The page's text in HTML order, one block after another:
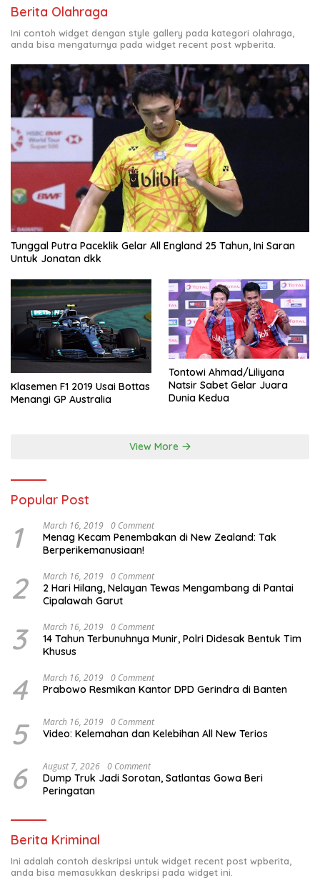
Berita Olahraga
Ini contoh widget dengan style gallery pada kategori olahraga,
anda bisa mengaturnya pada widget recent post wpberita.
Tunggal Putra Paceklik Gelar All England 25 Tahun, Ini Saran
Untuk Jonatan dkk
Klasemen F1 2019 Usai Bottas
Menangi GP Australia
Tontowi Ahmad/Liliyana
Natsir Sabet Gelar Juara
Dunia Kedua
View More
Popular Post
1 March 16, 2019 0 Comment
Menag Kecam Penembakan di New Zealand: Tak
Berperikemanusiaan!
2 March 16, 2019 0 Comment
2 Hari Hilang, Nelayan Tewas Mengambang di Pantai
Cipalawah Garut
3 March 16, 2019 0 Comment
14 Tahun Terbunuhnya Munir, Polri Didesak Bentuk Tim
Khusus
4 March 16, 2019 0 Comment
Prabowo Resmikan Kantor DPD Gerindra di Banten
5 March 16, 2019 0 Comment
Video: Kelemahan dan Kelebihan All New Terios
6 August 7, 2026 0 Comment
Dump Truk Jadi Sorotan, Satlantas Gowa Beri
Peringatan
Berita Kriminal
Ini adalah contoh deskripsi untuk widget recent post wpberita,
anda bisa memasukkan deskripsi pada widget ini.